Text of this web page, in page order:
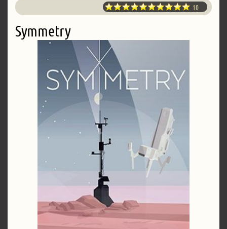
10
Symmetry